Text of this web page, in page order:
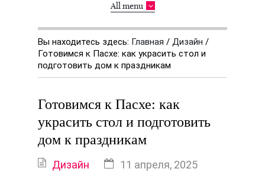
All menu
Вы находитесь здесь: Главная / Дизайн /
Готовимся к Пасхе: как украсить стол и
подготовить дом к праздникам
Готовимся к Пасхе: как
украсить стол и подготовить
дом к праздникам
Дизайн 11 апреля, 2025